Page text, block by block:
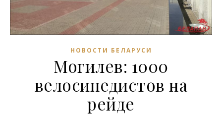
НОВОСТИ БЕЛАРУСИ
Могилев: 1000
велосипедистов на
рейде